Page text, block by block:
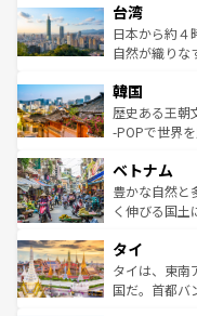
ならではの贅沢な旅の
情報はコンテ
れるおもてな
人々、おいし
ク、伝統的な
ワイを、存分に味わって
はコンテンツ
リアリーフや
ク）、タスマ
ど、見どころ
いる。アクテ
ビング、ハイ
い。オースト
参照してほし
台湾
日本から約４
自然が織りな
ン）、静ひつ
と山間の静け
驚きをもたら
容にもいいと
照してほしい
韓国
歴史ある王朝
-POPで世界
き、地方に足
できる。そし
まで、さまざ
リティに包ま
覧を参照して
ベトナム
豊かな自然と
く伸びる国土
急速な発展と
ーチミン市の
醸し出してい
タイ
タイは、東南
国だ。首都バ